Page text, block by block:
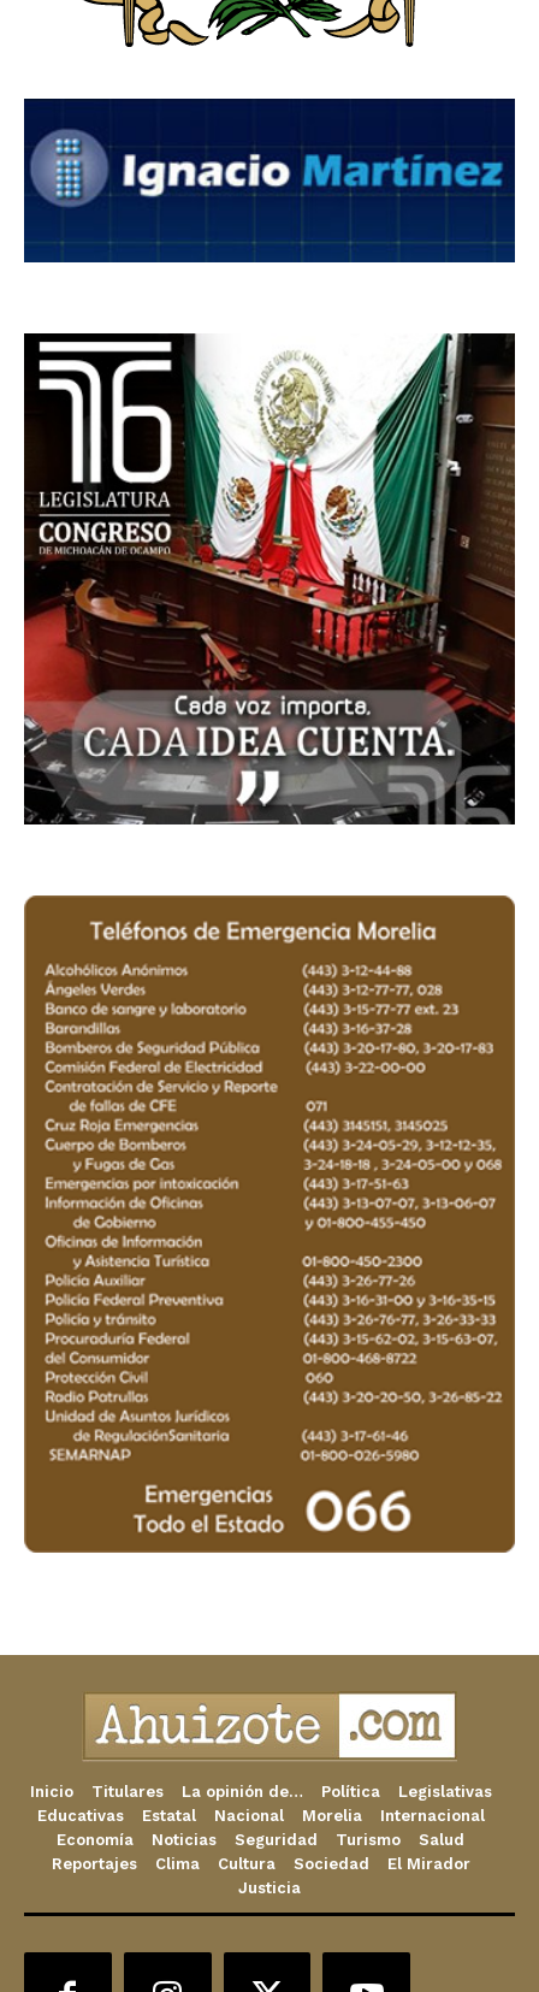
Inicio Titulares La opinión de… Política
Legislativas
Educativas
Estatal Nacional Morelia
Internacional
Economía
Noticias Seguridad Turismo
Salud
Reportajes
Clima Cultura Sociedad
El Mirador
Justicia